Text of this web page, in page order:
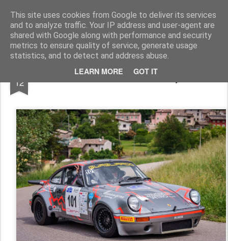
This site uses cookies from Google to deliver its services
and to analyze traffic. Your IP address and user-agent are
shared with Google along with performance and security
metrics to ensure quality of service, generate usage
statistics, and to detect and address abuse.
LEARN MORE GOT IT
AutoMotoCorse. Motorsport Random News 280912
12 Team Bassano vincente al Rally Benaco